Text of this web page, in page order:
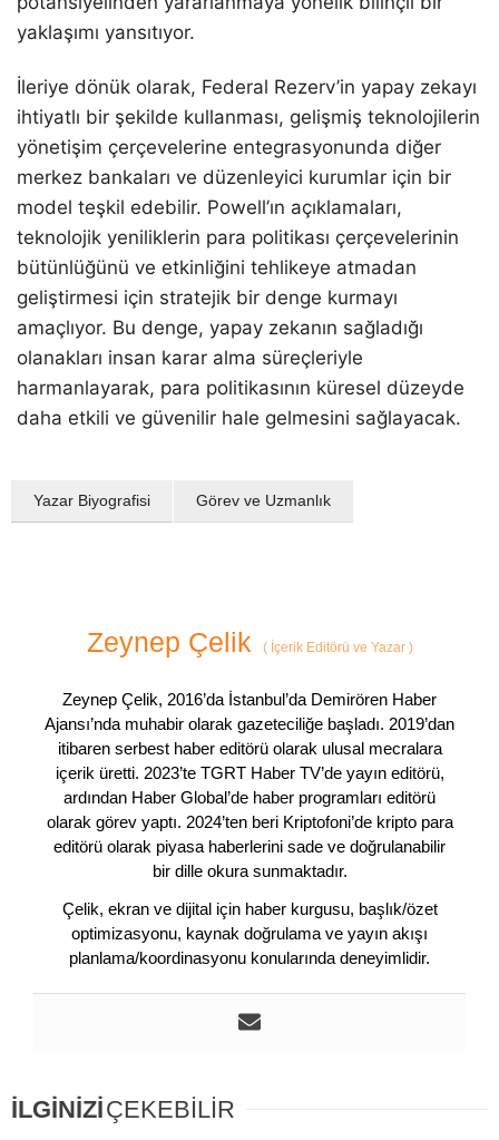
yaklaşımı yansıtıyor.
İleriye dönük olarak, Federal Rezerv’in yapay zekayı
ihtiyatlı bir şekilde kullanması, gelişmiş teknolojilerin
yönetişim çerçevelerine entegrasyonunda diğer
merkez bankaları ve düzenleyici kurumlar için bir
model teşkil edebilir. Powell’ın açıklamaları,
teknolojik yeniliklerin para politikası çerçevelerinin
bütünlüğünü ve etkinliğini tehlikeye atmadan
geliştirmesi için stratejik bir denge kurmayı
amaçlıyor. Bu denge, yapay zekanın sağladığı
olanakları insan karar alma süreçleriyle
harmanlayarak, para politikasının küresel düzeyde
daha etkili ve güvenilir hale gelmesini sağlayacak.
Yazar Biyografisi Görev ve Uzmanlık
Zeynep Çelik (İçerik Editörü ve Yazar )
Zeynep Çelik, 2016’da İstanbul’da Demirören Haber
Ajansı’nda muhabir olarak gazeteciliğe başladı. 2019’dan
itibaren serbest haber editörü olarak ulusal mecralara
içerik üretti. 2023’te TGRT Haber TV’de yayın editörü,
ardından Haber Global’de haber programları editörü
olarak görev yaptı. 2024’ten beri Kriptofoni’de kripto para
editörü olarak piyasa haberlerini sade ve doğrulanabilir
bir dille okura sunmaktadır.
Çelik, ekran ve dijital için haber kurgusu, başlık/özet
optimizasyonu, kaynak doğrulama ve yayın akışı
planlama/koordinasyonu konularında deneyimlidir.
İLGİNİZİÇEKEBİLİR